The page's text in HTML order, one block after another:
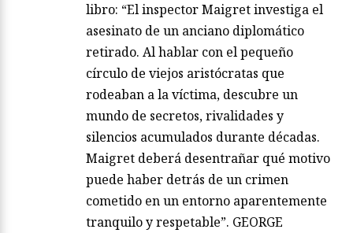
libro: “El inspector Maigret investiga el
asesinato de un anciano diplomático
retirado. Al hablar con el pequeño
círculo de viejos aristócratas que
rodeaban a la víctima, descubre un
mundo de secretos, rivalidades y
silencios acumulados durante décadas.
Maigret deberá desentrañar qué motivo
puede haber detrás de un crimen
cometido en un entorno aparentemente
tranquilo y respetable”. GEORGE